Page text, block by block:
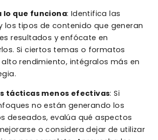
lo que funciona: Identifica las
los tipos de contenido que generan
resultados y enfócate en
Si ciertos temas o formatos
alto rendimiento, intégralos más en
tácticas menos efectivas: Si
no están generando los
deseados, evalúa qué aspectos
o considera dejar de utilizar